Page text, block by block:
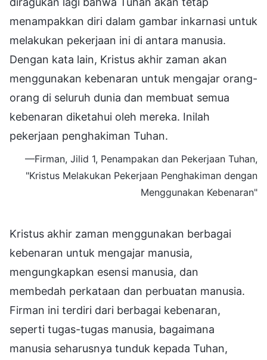
menampakkan diri dalam gambar inkarnasi untuk
melakukan pekerjaan ini di antara manusia.
Dengan kata lain, Kristus akhir zaman akan
menggunakan kebenaran untuk mengajar orang-
orang di seluruh dunia dan membuat semua
kebenaran diketahui oleh mereka. Inilah
pekerjaan penghakiman Tuhan.
—Firman, Jilid 1, Penampakan dan Pekerjaan Tuhan,
"Kristus Melakukan Pekerjaan Penghakiman dengan
Menggunakan Kebenaran"
Kristus akhir zaman menggunakan berbagai
kebenaran untuk mengajar manusia,
mengungkapkan esensi manusia, dan
membedah perkataan dan perbuatan manusia.
Firman ini terdiri dari berbagai kebenaran,
seperti tugas-tugas manusia, bagaimana
manusia seharusnya tunduk kepada Tuhan,